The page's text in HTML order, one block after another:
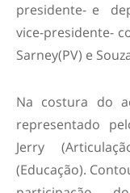
presidente- e
vice-presidente-
Sarney(PV) e
Na costura do
representado
Jerry
(Educação).